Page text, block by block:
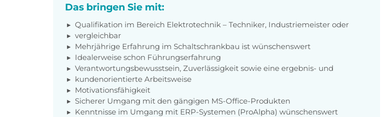
Das bringen Sie mit:
Qualifikation im Bereich Elektrotechnik – Techniker, Industriemeister oder
vergleichbar
Mehrjährige Erfahrung im Schaltschrankbau ist wünschenswert
Idealerweise schon Führungserfahrung
Verantwortungsbewusstsein, Zuverlässigkeit sowie eine ergebnis- und
kundenorientierte Arbeitsweise
Motivationsfähigkeit
Sicherer Umgang mit den gängigen MS-Office-Produkten
Kenntnisse im Umgang mit ERP-Systemen (ProAlpha) wünschenswert